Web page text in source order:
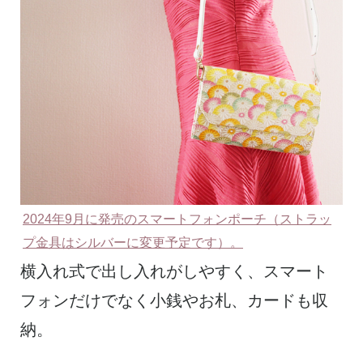
2024年9月に発売のスマートフォンポーチ（ストラッ
プ金具はシルバーに変更予定です）。
横入れ式で出し入れがしやすく、スマート
フォンだけでなく小銭やお札、カードも収
納。